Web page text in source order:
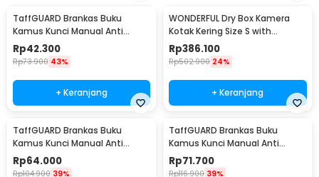
TaffGUARD Brankas Buku
Kamus Kunci Manual Anti
Maling Hidden Safe Box Kecil -
KB-10L
Rp42.300
Rp73.900 43%
+ Keranjang
WONDERFUL Dry Box Kamera
Kotak Kering Size S with
Dehumidifier - DB-2820
Rp386.100
Rp502.900 24%
+ Keranjang
TaffGUARD Brankas Buku
Kamus Kunci Manual Anti
Maling Hidden Safe Box Sedang
- KB-10L
Rp64.000
Rp104.900 39%
TaffGUARD Brankas Buku
Kamus Kunci Manual Anti
Maling Hidden Safe Box Besar -
KB-10L
Rp71.700
Rp116.900 39%